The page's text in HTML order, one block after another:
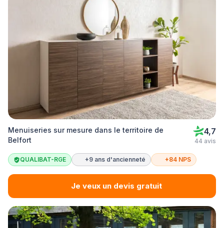
Menuiseries sur mesure dans le territoire de
Belfort
4,7
44 avis
QUALIBAT-RGE +9 ans d'ancienneté +84 NPS
Je veux un devis gratuit